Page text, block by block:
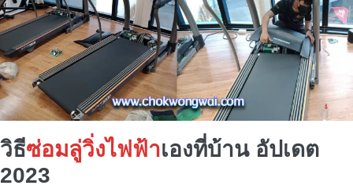
วิธีซ่อมลู่วิ่งไฟฟ้าเองที่บ้าน อัปเดต
2023